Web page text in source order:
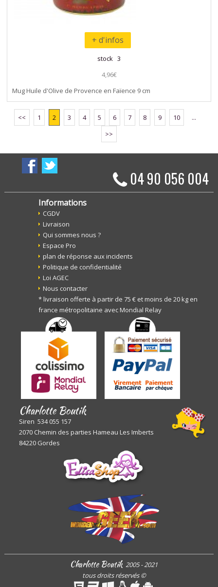
+ d'infos
stock 3
4,96€
Mug Huile d'Olive de Provence en Faïence 9 cm
<< 1 2 3 4 5 6 7 8 9 10
...
>>
04 90 056 004
Informations
CGDV
Livraison
Qui sommes nous ?
Espace Pro
plan de réponse aux incidents
Politique de confidentialité
Loi AGEC
Nous contacter
* livraison offerte à partir de 75 € et moins de 20 kg en
france métropolitaine avec Mondial Relay
Charlotte Boutik
Siren 534 055 157
2070 Chemin des parties Hameau Les Imberts
84220 Gordes
Charlotte Boutik 2005 - 2021
tous droits réservés©